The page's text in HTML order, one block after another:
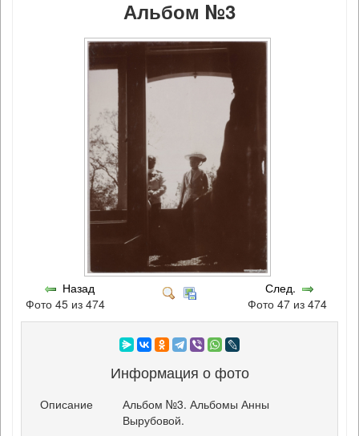
Альбом №3
Назад
Фото 45 из 474
След.
Фото 47 из 474
Информация о фото
Описание
Альбом №3. Альбомы Анны
Вырубовой.